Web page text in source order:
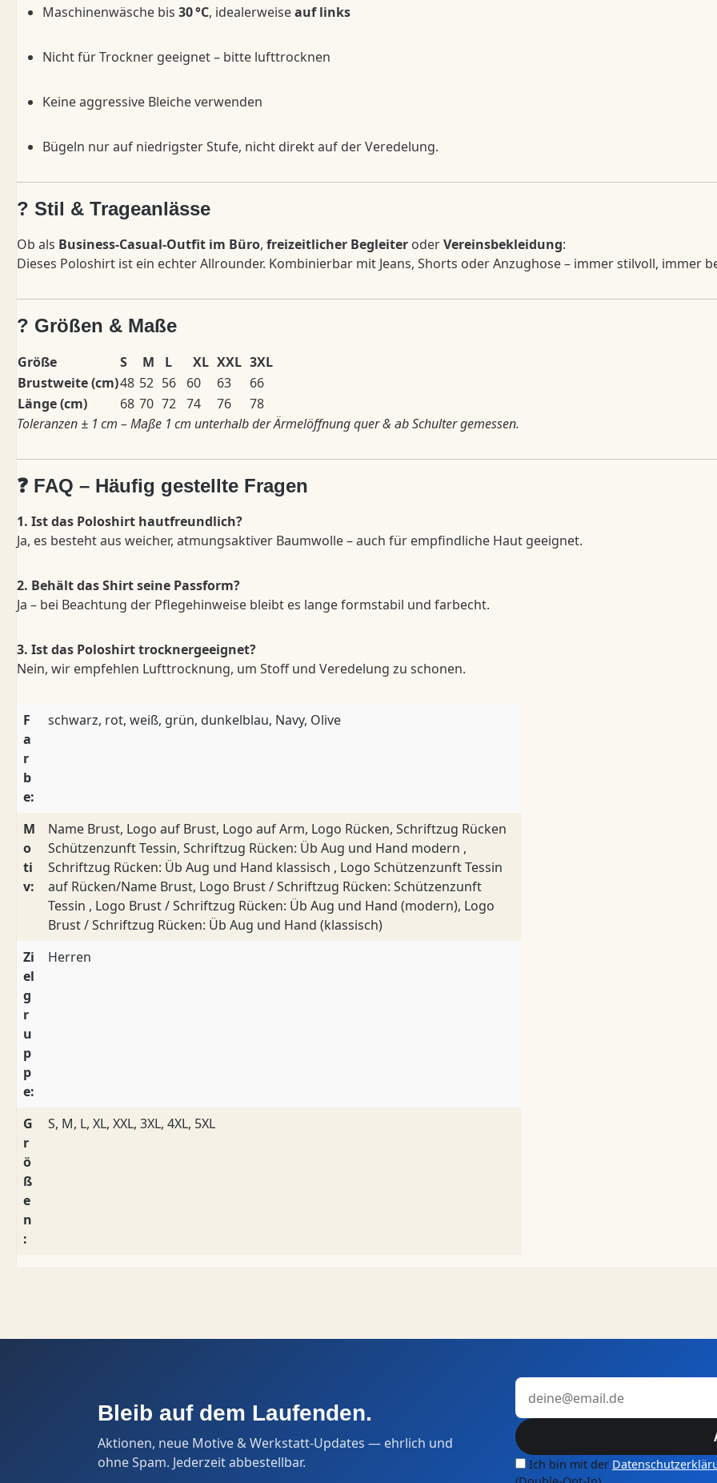
Maschinenwäsche bis 30 °C, idealerweiseauf links
Nicht für Trockner geeignet – bitte lufttrocknen
Keine aggressive Bleiche verwenden
Bügeln nur auf niedrigster Stufe, nicht direkt auf der Veredelung.
? Stil & Trageanlässe
Ob als Business-Casual-Outfit im Büro, freizeitlicher Begleiter oderVereinsbekleidung:
Dieses Poloshirt ist ein echter Allrounder. Kombinierbar mit Jeans, Shorts oder Anzughose – immer stilvoll, immer
? Größen & Maße
Größe S M L XL XXL 3XL
Brustweite (cm)48 52 56 60 63
66
Länge (cm)
68 70 72 74 76
78
Toleranzen ± 1 cm – Maße 1 cm unterhalb der Ärmelöffnung quer & ab Schulter gemessen.
❓ FAQ – Häufig gestellte Fragen
1. Ist das Poloshirt hautfreundlich?
Ja, es besteht aus weicher, atmungsaktiver Baumwolle – auch für empfindliche Haut geeignet.
2. Behält das Shirt seine Passform?
Ja – bei Beachtung der Pflegehinweise bleibt es lange formstabil und farbecht.
3. Ist das Poloshirt trocknergeeignet?
Nein, wir empfehlen Lufttrocknung, um Stoff und Veredelung zu schonen.
F
a
r
b
e:
schwarz, rot, weiß, grün, dunkelblau, Navy, Olive
M
o
ti
v:
Name Brust, Logo auf Brust, Logo auf Arm, Logo Rücken, Schriftzug Rücken
Schützenzunft Tessin, Schriftzug Rücken: Üb Aug und Hand modern ,
Schriftzug Rücken: Üb Aug und Hand klassisch , Logo Schützenzunft Tessin
auf Rücken/Name Brust, Logo Brust / Schriftzug Rücken: Schützenzunft
Tessin , Logo Brust / Schriftzug Rücken: Üb Aug und Hand (modern), Logo
Brust / Schriftzug Rücken: Üb Aug und Hand (klassisch)
Zi
el
g
r
u
p
p
e:
Herren
G
r
ö
ß
e
n
:
S, M, L, XL, XXL, 3XL, 4XL, 5XL
Bleib auf dem Laufenden.
Aktionen, neue Motive & Werkstatt-Updates — ehrlich und
ohne Spam. Jederzeit abbestellbar.
E-Mail-Adresse
Ich bin mit der